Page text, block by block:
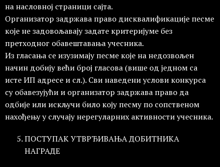
на насловној страници сајта.
Организатор задржава право дисквалификације песме
које не задовољавају задате критеријуме без
претходног обавештавања учесника.
Из гласања се изузимају песме које на недозвољен
начин добију већи број гласова (више од једном са
исте ИП адресе и сл.). Сви наведени услови конкурса
су обавезујући и организатор задржава право да
одбије или искључи било коју песму по сопственом
нахођењу у случају нерегуларних активности учесника.
ПОСТУПАК УТВРЂИВАЊА ДОБИТНИКА
НАГРАДЕ